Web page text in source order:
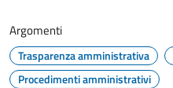
Argomenti
Trasparenza amministrativa
Procedimenti amministrativi